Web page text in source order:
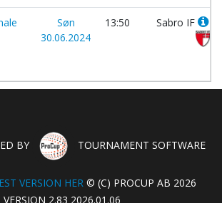
Søn
30.06.2024
13:50 Sabro IF
BY TOURNAMENT SOFTWARE
VERSION HER© (C) PROCUP AB 2026
VERSION 2.83 2026.01.06